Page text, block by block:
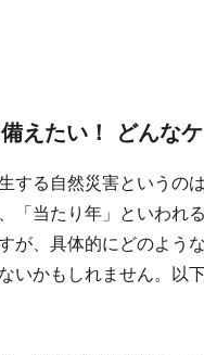
えたい！ どんな
する自然災害というの
「当たり年」といわれ
が、具体的にどのよう
いかもしれません。以